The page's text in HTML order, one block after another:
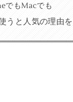
でもMacでも
うと人気の理由